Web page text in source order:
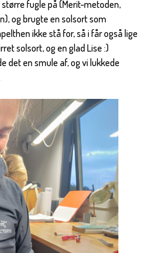
fugle på (Merit-metoden,
og brugte en solsort som
ikke stå for, så i får også lige
solsort, og en glad Lise :)
det en smule af, og vi lukkede